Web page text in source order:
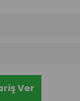
Ver